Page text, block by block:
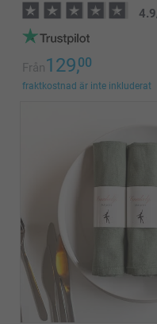
4.9
Från129,00
fraktkostnad är inte inkluderat